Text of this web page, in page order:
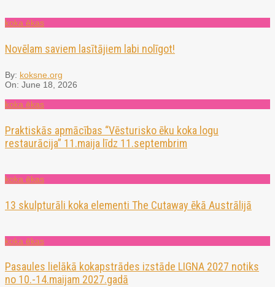
koka ēkas
Novēlam saviem lasītājiem labi nolīgot!
By: koksne.org
On: June 18, 2026
koka ēkas
Praktiskās apmācības “Vēsturisko ēku koka logu
restaurācija” 11.maija līdz 11.septembrim
koka ēkas
13 skulpturāli koka elementi The Cutaway ēkā Austrālijā
koka ēkas
Pasaules lielākā kokapstrādes izstāde LIGNA 2027 notiks
no 10.-14.maijam 2027.gadā